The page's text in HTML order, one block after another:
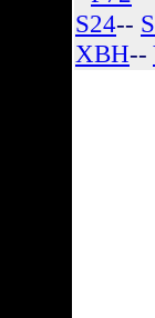
S24--
XBH--